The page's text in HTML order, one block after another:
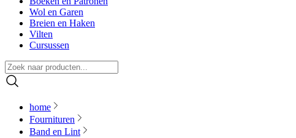
Wol en Garen
Breien en Haken
Vilten
Cursussen
home
Fournituren
Band en Lint